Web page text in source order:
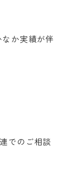
か実績が伴
でのご相談